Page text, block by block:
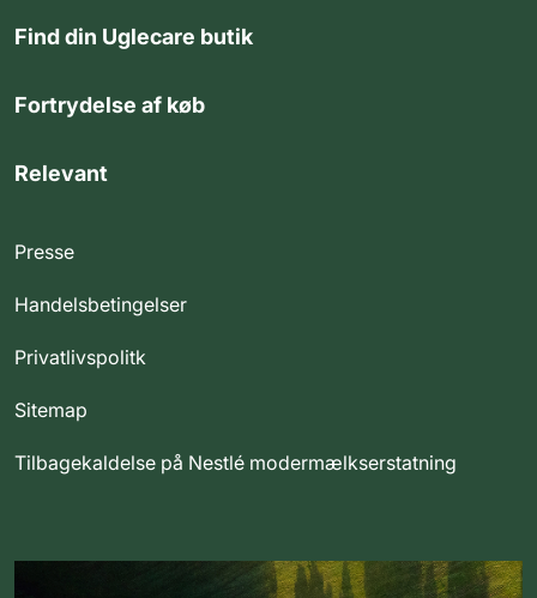
Find din Uglecare butik
Fortrydelse af køb
Relevant
Presse
Handelsbetingelser
Privatlivspolitk
Sitemap
Tilbagekaldelse på Nestlé modermælkserstatning